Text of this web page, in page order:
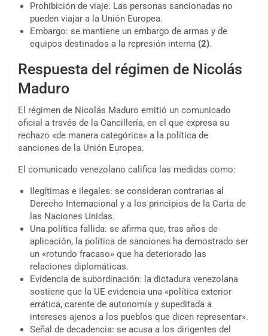
Prohibición de viaje: Las personas sancionadas no
pueden viajar a la Unión Europea.
Embargo: se mantiene un embargo de armas y de
equipos destinados a la represión interna (2).
Respuesta del régimen de Nicolás
Maduro
El régimen de Nicolás Maduro emitió un comunicado
oficial a través de la Cancillería, en el que expresa su
rechazo «de manera categórica» a la política de
sanciones de la Unión Europea.
El comunicado venezolano califica las medidas como:
Ilegítimas e ilegales: se consideran contrarias al
Derecho Internacional y a los principios de la Carta de
las Naciones Unidas.
Una política fallida: se afirma que, tras años de
aplicación, la política de sanciones ha demostrado ser
un «rotundo fracaso» que ha deteriorado las
relaciones diplomáticas.
Evidencia de subordinación: la dictadura venezolana
sostiene que la UE evidencia una «política exterior
errática, carente de autonomía y supeditada a
intereses ajenos a los pueblos que dicen representar».
Señal de decadencia: se acusa a los dirigentes del